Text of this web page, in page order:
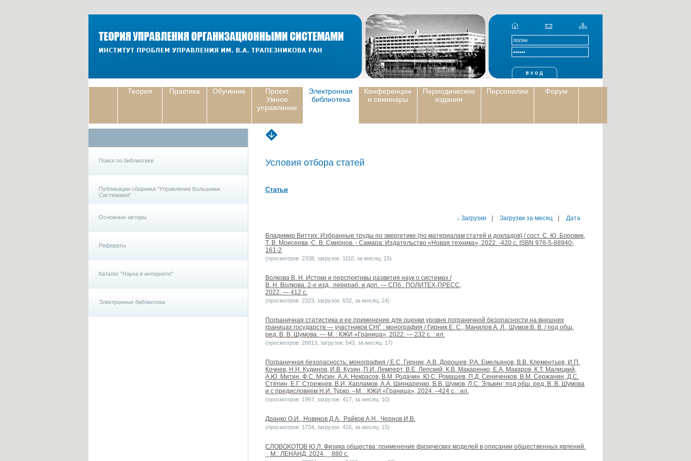
Теория Практика Обучение
Проект
Умное
управление
Электронная
библиотека
Конференции
и семинары
Периодические
издания
Персоналии Форум
Поиск по библиотеке
Публикации сборника "Управление Большими
Системами"
Основные авторы
Рефераты
Каталог "Наука в интернете"
Электронные библиотеки
Условия отбора статей
Статьи
↓ Загрузки Загрузки за месяц Дата
Владимир Виттих. Избранные труды по эвергетике (по материалам статей и докладов) / сост. С. Ю. Боровик,
Т. В. Моисеева, С. В. Смирнов. - Самара: Издательство «Новая техника», 2022. -420 с. ISBN 978-5-88940-
161-2
(просмотров: 2338, загрузок: 1110, за месяц: 15)
Волкова В. Н. Истоки и перспективы развития наук о системах /
В. Н. Волкова. 2-е изд., перераб. и доп. — СПб.: ПОЛИТЕХ-ПРЕСС,
2022. — 412 с.
(просмотров: 2323, загрузок: 632, за месяц: 24)
Пограничная статистика и ее применение для оценки уровня пограничной безопасности на внешних
границах государств — участников СНГ : монография / Гирник Е. С., Манилов А. Л., Шумов В. В. / под общ.
ред. В. В. Шумова. — М. : КЖИ «Граница», 2022. — 232 с. : ил.
(просмотров: 26813, загрузок: 543, за месяц: 17)
Пограничная безопасность: монография / Е.С. Гирник, А.В. Дорошев, Р.А. Емельянов, В.В. Клементьев, И.П.
Кочнев, Н.Н. Кудинов, И.В. Кузин, П.И. Лемперт, В.Е. Лепский, К.В. Макаренко, Е.А. Макаров, К.Т. Малицкий,
А.Ю. Митин, Ф.С. Мусин, А.А. Некрасов, В.М. Родачин, Ю.С. Ромашев, П.Д. Сениченков, В.М. Сержанин, Д.С.
Стёпин, Е.Г. Стрежнев, В.И. Харламов, А.А. Шинкаренко, В.В. Шумов, Л.С. Элькин; под общ. ред. В. В. Шумова
и с предисловием Н.И. Турко. –М. : КЖИ «Граница», 2024. –424 с. : ил.
(просмотров: 1997, загрузок: 417, за месяц: 10)
Дранко О.И., Новиков Д.А., Райков А.Н., Чернов И.В.
(просмотров: 1734, загрузок: 416, за месяц: 15)
СЛОВОХОТОВ Ю.Л. Физика общества: применение физических моделей в описании общественных явлений.
⎯ М.: ЛЕНАНД. 2024. ⎯ 880 с.